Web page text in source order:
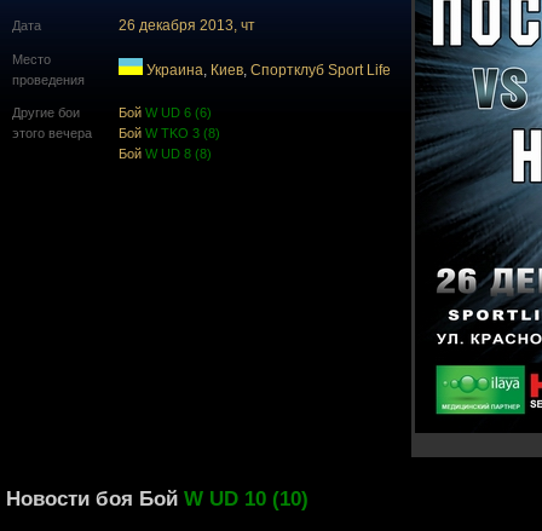
Дата 26 декабря 2013, чт
Место
проведения
Украина, Киев, Cпортклуб Sport Life
Другие бои
этого вечера
Бой W UD 6 (6)
Бой W TKO 3 (8)
Бой W UD 8 (8)
Новости боя Бой W UD 10 (10)